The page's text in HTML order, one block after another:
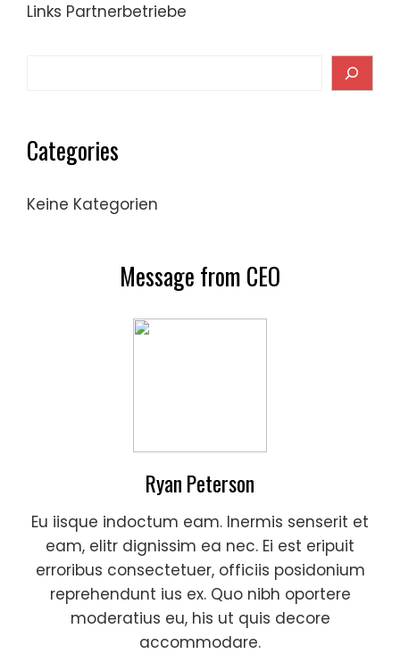
Links Partnerbetriebe
Categories
Keine Kategorien
Message from CEO
Ryan Peterson
Eu iisque indoctum eam. Inermis senserit et
eam, elitr dignissim ea nec. Ei est eripuit
erroribus consectetuer, officiis posidonium
reprehendunt ius ex. Quo nibh oportere
moderatius eu, his ut quis decore
accommodare.